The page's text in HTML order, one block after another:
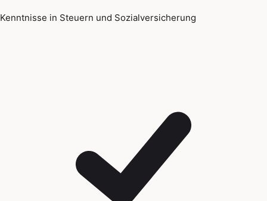
Kenntnisse in Steuern und Sozialversicherung